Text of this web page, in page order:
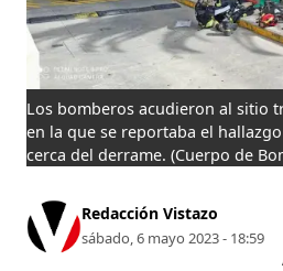
Los bomberos acudieron al sitio
en la que se reportaba el
cerca del derrame. (Cuerpo de
Redacción Vistazo
sábado, 6 mayo 2023 - 18:59